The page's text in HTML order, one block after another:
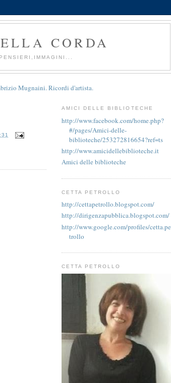
CORDA
Mugnaini. Ricordi d'artista.
AMICI DELLE BIBLIOTECHE
http://www.facebook.com/home.php?
#/pages/Amici-delle-
biblioteche/253272816654?ref=ts
http://www.amicidellebiblioteche.it
Amici delle biblioteche
CETTA PETROLLO
http://cettapetrollo.blogspot.com/
http://dirigenzapubblica.blogspot.com/
http://www.google.com/profiles/cetta.pe
trollo
CETTA PETROLLO